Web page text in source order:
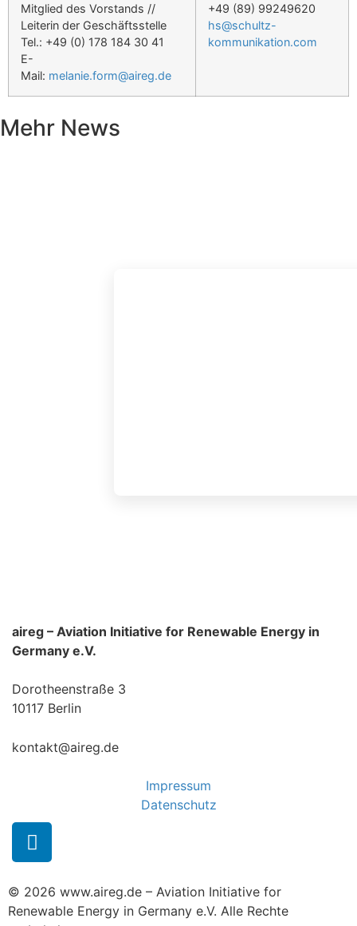
Mitglied des Vorstands //
Leiterin der Geschäftsstelle
Tel.: +49 (0) 178 184 30 41
E-
Mail: melanie.form@aireg.de
+49 (89) 99249620
hs@schultz-
kommunikation.com
Mehr News
aireg – Aviation Initiative for Renewable Energy in
Germany e.V.
Dorotheenstraße 3
10117 Berlin
kontakt@aireg.de
Impressum
Datenschutz
© 2026 www.aireg.de – Aviation Initiative for
Renewable Energy in Germany e.V. Alle Rechte